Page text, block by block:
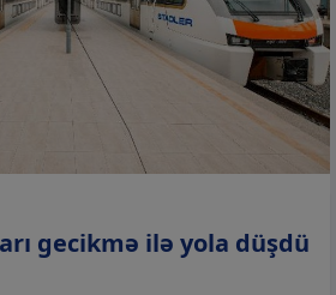
gecikmə ilə yola düşdü